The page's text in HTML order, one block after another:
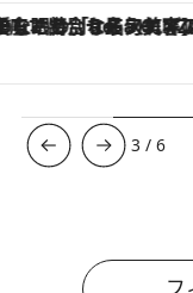
ヴァシュロン・コンスタンタン「オーヴァーシ
3 /6